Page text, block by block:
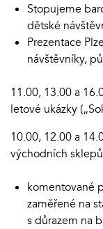
Stopujeme
dětské
Prezentace
návštěvníky,
11.00, 13.00 a
letové ukázky
10.00, 12.00 a
východních
komentované
zaměřené na
s důrazem na